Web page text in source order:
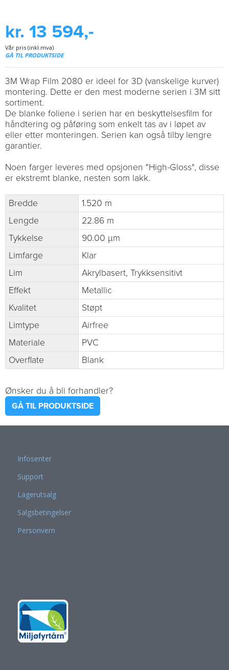
kr. 13 594,-
Vår pris (inkl.mva)
GÅ TIL PRODUKTSIDE
3M Wrap Film 2080 er ideel for 3D (vanskelige kurver)
montering. Dette er den mest moderne serien i 3M sitt
sortiment.
De blanke foliene i serien har en beskyttelsesfilm for
håndtering og påføring som enkelt tas av i løpet av
eller etter monteringen. Serien kan også tilby lengre
garantier.
Noen farger leveres med opsjonen "High-Gloss", disse
er ekstremt blanke, nesten som lakk.
Bredde
1.520 m
Lengde
22.86 m
Tykkelse
90.00 µm
Limfarge
Klar
Lim
Akrylbasert, Trykksensitivt
Effekt
Metallic
Kvalitet
Støpt
Limtype
Airfree
Materiale
PVC
Overflate
Blank
Ønsker du å bli forhandler?
GÅ TIL PRODUKTSIDE
Infosenter
Support
Lagerutsalg
Salgsbetingelser
Personvern